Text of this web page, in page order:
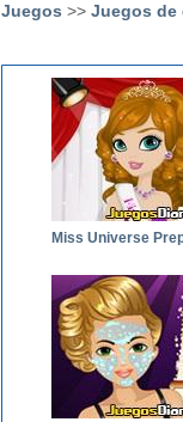
Juegos >> Juegos de